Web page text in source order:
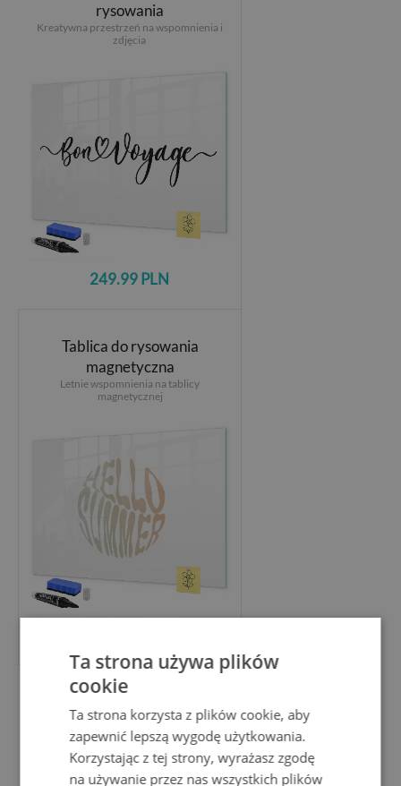
rysowania
Kreatywna przestrzeń na wspomnienia i
zdjęcia
249.99 PLN
Tablica do rysowania
magnetyczna
Letnie wspomnienia na tablicy
magnetycznej
rysowania
Najlepsze chwile w Twoim życiu
Ta strona używa plików
cookie
Ta strona korzysta z plików cookie, aby
zapewnić lepszą wygodę użytkowania.
Korzystając z tej strony, wyrażasz zgodę
na używanie przez nas wszystkich plików